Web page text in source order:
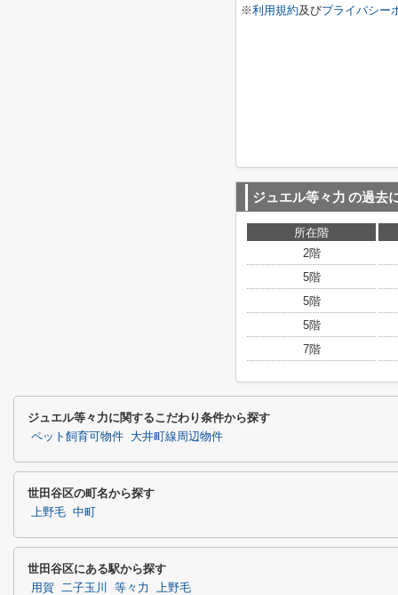
※利用規約及びプライバシー
ジュエル等々力 の過去
所在階
2階
5階
5階
5階
7階
ジュエル等々力に関するこだわり条件から探す
ペット飼育可物件 大井町線周辺物件
世田谷区の町名から探す
上野毛 中町
世田谷区にある駅から探す
用賀 二子玉川 等々力 上野毛